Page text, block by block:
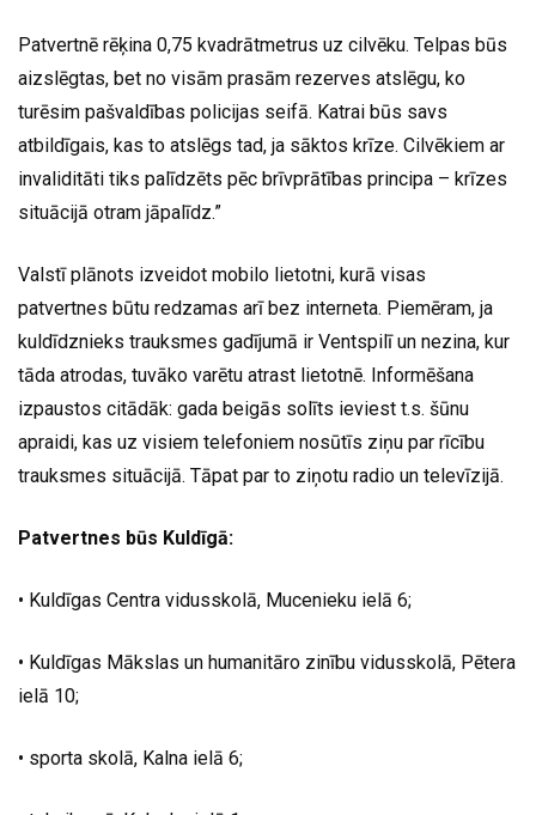
Patvertnē rēķina 0,75 kvadrātmetrus uz cilvēku. Telpas būs
aizslēgtas, bet no visām prasām rezerves atslēgu, ko
turēsim pašvaldības policijas seifā. Katrai būs savs
atbildīgais, kas to atslēgs tad, ja sāktos krīze. Cilvēkiem ar
invaliditāti tiks palīdzēts pēc brīvprātības principa – krīzes
situācijā otram jāpalīdz.”
Valstī plānots izveidot mobilo lietotni, kurā visas
patvertnes būtu redzamas arī bez interneta. Piemēram, ja
kuldīdznieks trauksmes gadījumā ir Ventspilī un nezina, kur
tāda atrodas, tuvāko varētu atrast lietotnē. Informēšana
izpaustos citādāk: gada beigās solīts ieviest t.s. šūnu
apraidi, kas uz visiem telefoniem nosūtīs ziņu par rīcību
trauksmes situācijā. Tāpat par to ziņotu radio un televīzijā.
Patvertnes būs Kuldīgā:
• Kuldīgas Centra vidusskolā, Mucenieku ielā 6;
• Kuldīgas Mākslas un humanitāro zinību vidusskolā, Pētera
ielā 10;
• sporta skolā, Kalna ielā 6;